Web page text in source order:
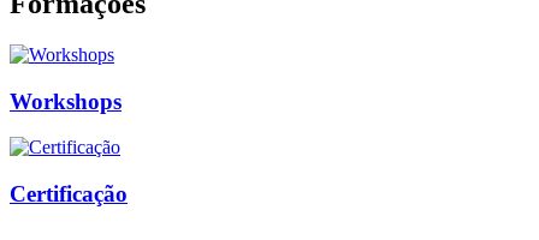
Workshops
Certificação